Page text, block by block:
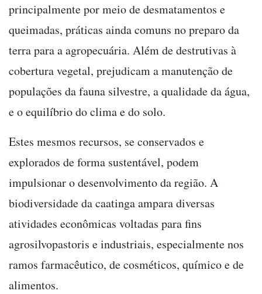
principalmente por meio de desmatamentos e
queimadas, práticas ainda comuns no preparo da
terra para a agropecuária. Além de destrutivas à
cobertura vegetal, prejudicam a manutenção de
populações da fauna silvestre, a qualidade da água,
e o equilíbrio do clima e do solo.
Estes mesmos recursos, se conservados e
explorados de forma sustentável, podem
impulsionar o desenvolvimento da região. A
biodiversidade da caatinga ampara diversas
atividades econômicas voltadas para fins
agrosilvopastoris e industriais, especialmente nos
ramos farmacêutico, de cosméticos, químico e de
alimentos.